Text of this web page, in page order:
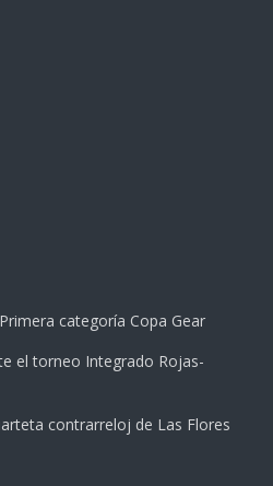
categoría Copa Gear
el torneo Integrado Rojas-
contrarreloj de Las Flores